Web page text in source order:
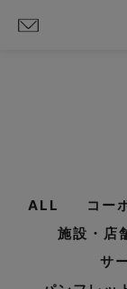
ALL コー
施設・店
サ